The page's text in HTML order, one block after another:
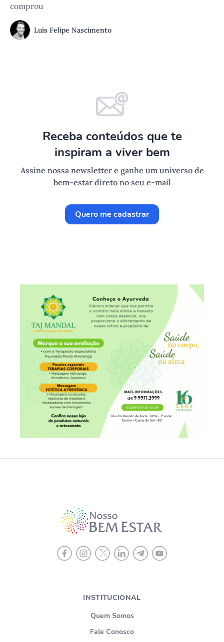
comprou
Luis Felipe Nascimento
Receba conteúdos que te
inspiram a viver bem
Assine nossa newsletter e ganhe um universo de
bem-estar direto no seu e-mail
Quero me cadastrar
INSTITUCIONAL
Quem Somos
Fale Conosco